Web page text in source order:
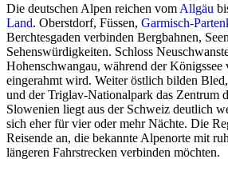
Die deutschen Alpen reichen vom Allgäu
Land. Oberstdorf, Füssen, Garmisch-
Berchtesgaden verbinden Bergbahnen,
Sehenswürdigkeiten. Schloss
Hohenschwangau, während der Königssee
eingerahmt wird. Weiter östlich bilden
und der Triglav-Nationalpark das Zentrum
Slowenien liegt aus der Schweiz deutlich
sich eher für vier oder mehr Nächte. Die
Reisende an, die bekannte Alpenorte mit
längeren Fahrstrecken verbinden möchten.